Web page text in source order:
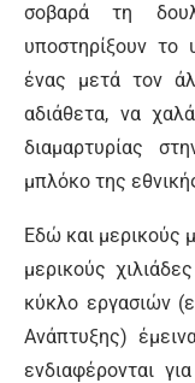
σοβαρά τη
υποστηρίξουν το
ένας μετά τον
αδιάθετα, να
διαμαρτυρίας
μπλόκο της
Εδώ και μερικούς
μερικούς
κύκλο εργασιών
Ανάπτυξης)
ενδιαφέρονται